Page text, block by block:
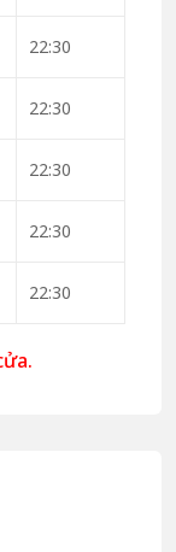
22:30
22:30
22:30
22:30
22:30